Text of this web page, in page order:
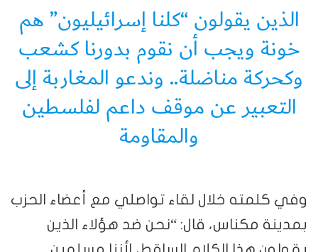
الذين يقولون “كلنا إسرائيليون” هم
خونة ويجب أن نقوم بدورنا كشعب
وكحركة مناضلة.. وندعو المغاربة إلى
التعبير عن موقف داعم لفلسطين
والمقاومة
وفي كلمته خلال لقاء تواصلي مع أعضاء الحزب
بمدينة مكناس، قال: “نحن ضد هؤلاء الذين